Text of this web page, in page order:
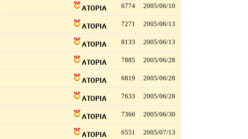
6774 2005/06/10
7271 2005/06/13
8133 2005/06/13
7885 2005/06/28
6819 2005/06/28
7633 2005/06/28
7366 2005/06/30
6551 2005/07/13